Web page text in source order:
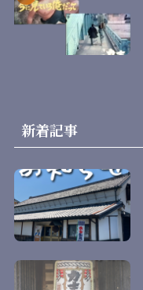
新着記事